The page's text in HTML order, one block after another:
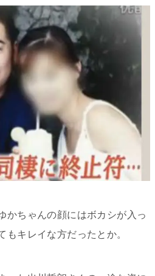
かちゃんの顔にはボカシが入っ
もキレイな方だったとか。